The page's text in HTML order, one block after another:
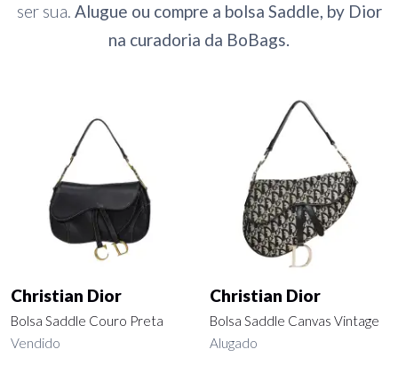
ser sua. Alugue ou compre a bolsa Saddle, by Dior
na curadoria da BoBags.
Christian Dior
Bolsa Saddle Couro Preta
Vendido
Christian Dior
Bolsa Saddle Canvas Vintage
Alugado